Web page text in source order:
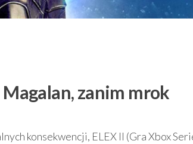
Magalan, zanim mrok
konsekwencji, ELEX II (Gra Xbox